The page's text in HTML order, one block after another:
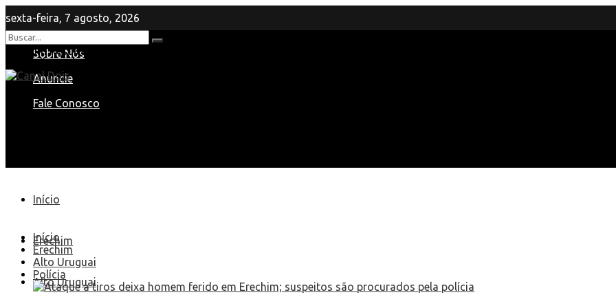
sexta-feira, 7 agosto, 2026
Sobre Nós
Anuncie
Fale Conosco
Nenhum Resultado
View All Result
Início
Erechim
Alto Uruguai
Início
Erechim
Alto Uruguai
Polícia